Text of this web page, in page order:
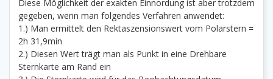
Diese Möglichkeit der exakten Einnordung ist aber trotzdem
gegeben, wenn man folgendes Verfahren anwendet:
1.) Man ermittelt den Rektaszensionswert vom Polarstern =
2h 31,9min
2.) Diesen Wert trägt man als Punkt in eine Drehbare
Sternkarte am Rand ein